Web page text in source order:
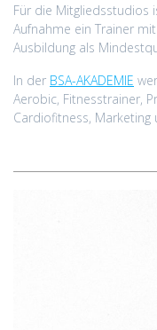
Für die Mitgliedsstudios
Aufnahme ein Trainer
Ausbildung als
In der BSA-AKADEMIE
Aerobic, Fitnesstrainer,
Cardiofitness, Marketing